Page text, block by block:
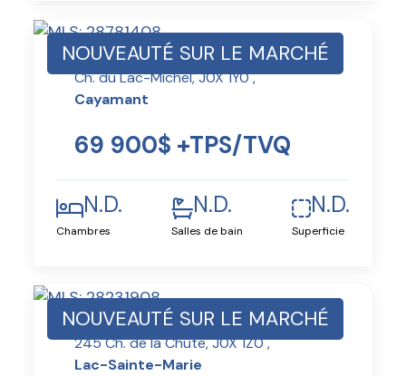
NOUVEAUTÉ SUR LE MARCHÉ
Ch. du Lac-Michel, J0X 1Y0 ,
Cayamant
69 900$ +TPS/TVQ
N.D.
Chambres
N.D.
Salles de bain
N.D.
Superficie
NOUVEAUTÉ SUR LE MARCHÉ
245 Ch. de la Chute, J0X 1Z0 ,
Lac-Sainte-Marie